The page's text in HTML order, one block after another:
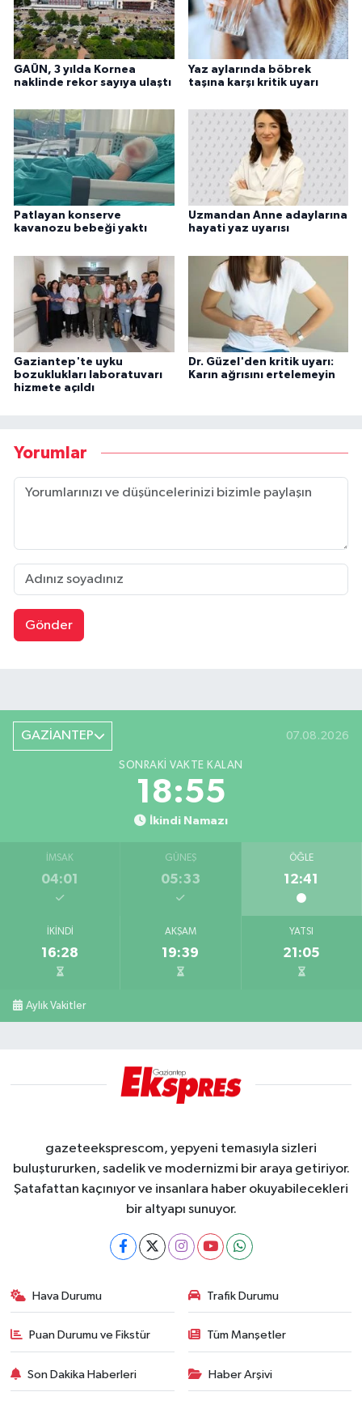
GAÜN, 3 yılda Kornea
naklinde rekor sayıya ulaştı
Yaz aylarında böbrek
taşına karşı kritik uyarı
Patlayan konserve
kavanozu bebeği yaktı
Uzmandan Anne adaylarına
hayati yaz uyarısı
Gaziantep'te uyku
bozuklukları laboratuvarı
hizmete açıldı
Dr. Güzel'den kritik uyarı:
Karın ağrısını ertelemeyin
Yorumlar
Gönder
GAZİANTEP 07.08.2026
SONRAKI VAKTE KALAN
18:54
İkindi Namazı
İMSAK
04:01
GÜNEŞ
05:33
ÖĞLE
12:41
İKINDI
16:28
AKŞAM
19:39
YATSI
21:05
Aylık Vakitler
gazeteeksprescom, yepyeni temasıyla sizleri
buluştururken, sadelik ve modernizmi bir araya getiriyor.
Şatafattan kaçınıyor ve insanlara haber okuyabilecekleri
bir altyapı sunuyor.
Hava Durumu Trafik Durumu
Puan Durumu ve Fikstür Tüm Manşetler
Son Dakika Haberleri Haber Arşivi